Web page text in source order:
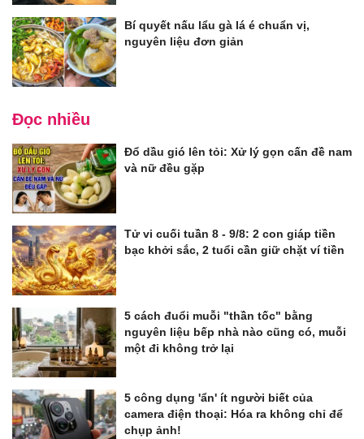
Bí quyết nấu lẩu gà lá é chuẩn vị,
nguyên liệu đơn giản
Đọc nhiều
Đổ dầu gió lên tỏi: Xử lý gọn cấn đề nam
và nữ đều gặp
Tử vi cuối tuần 8 - 9/8: 2 con giáp tiền
bạc khởi sắc, 2 tuổi cần giữ chặt ví tiền
5 cách đuổi muỗi "thần tốc" bằng
nguyên liệu bếp nhà nào cũng có, muỗi
một đi không trở lại
5 công dụng 'ẩn' ít người biết của
camera điện thoại: Hóa ra không chỉ để
chụp ảnh!